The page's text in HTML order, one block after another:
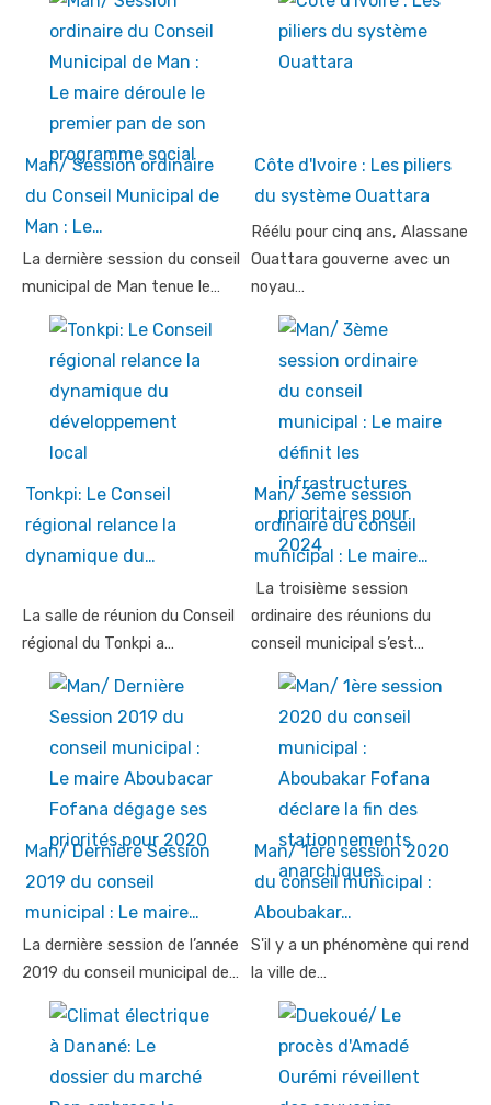
Man/ Session ordinaire
du Conseil Municipal de
Man : Le…
La dernière session du conseil
municipal de Man tenue le…
Côte d'Ivoire : Les piliers
du système Ouattara
Réélu pour cinq ans, Alassane
Ouattara gouverne avec un
noyau…
Tonkpi: Le Conseil
régional relance la
dynamique du…
La salle de réunion du Conseil
régional du Tonkpi a…
Man/ 3ème session
ordinaire du conseil
municipal : Le maire…
La troisième session
ordinaire des réunions du
conseil municipal s’est…
Man/ Dernière Session
2019 du conseil
municipal : Le maire…
La dernière session de l’année
2019 du conseil municipal de…
Man/ 1ère session 2020
du conseil municipal :
Aboubakar…
S'il y a un phénomène qui rend
la ville de…